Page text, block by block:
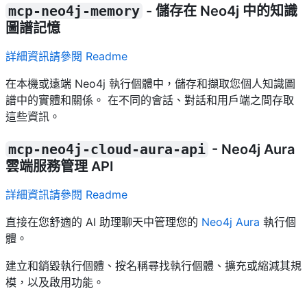
mcp-neo4j-memory - 儲存在 Neo4j 中的知識
圖譜記憶
詳細資訊請參閱 Readme
在本機或遠端 Neo4j 執行個體中，儲存和擷取您個人知識圖
譜中的實體和關係。 在不同的會話、對話和用戶端之間存取
這些資訊。
mcp-neo4j-cloud-aura-api - Neo4j Aura
雲端服務管理 API
詳細資訊請參閱 Readme
直接在您舒適的 AI 助理聊天中管理您的 Neo4j Aura 執行個
體。
建立和銷毀執行個體、按名稱尋找執行個體、擴充或縮減其規
模，以及啟用功能。